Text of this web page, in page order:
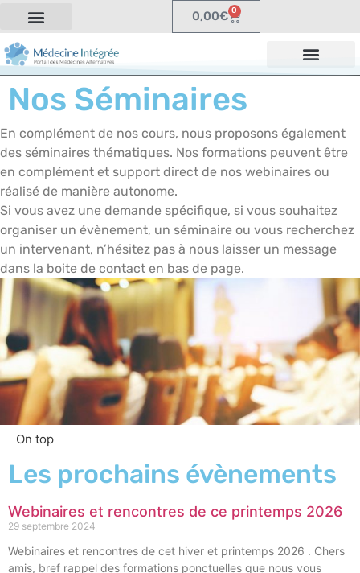
0,00€ 0
Nos Séminaires
En complément de nos cours, nous proposons également
des séminaires thématiques. Nos formations peuvent être
en complément et support direct de nos webinaires ou
réalisé de manière autonome.
Si vous avez une demande spécifique, si vous souhaitez
organiser un évènement, un séminaire ou vous recherchez
un intervenant, n’hésitez pas à nous laisser un message
dans la boite de contact en bas de page.
On top
Les prochains évènements
Webinaires et rencontres de ce printemps 2026
29 septembre 2024
Webinaires et rencontres de cet hiver et printemps 2026 . Chers
amis, bref rappel des formations ponctuelles que nous vous